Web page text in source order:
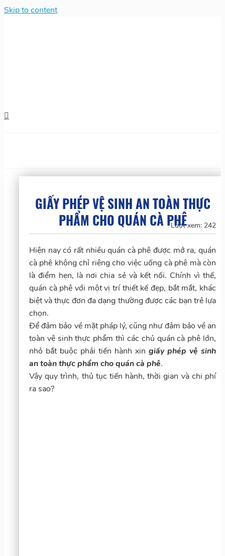
Skip to content
GIẤY PHÉP VỆ SINH AN TOÀN THỰC
PHẨM CHO QUÁN CÀ PHÊLượt xem: 242
Hiện nay có rất nhiều quán cà phê được mở ra, quán
cà phê không chỉ riêng cho việc uống cà phê mà còn
là điểm hẹn, là nơi chia sẻ và kết nối. Chính vì thế,
quán cà phê với một vị trí thiết kế đẹp, bắt mắt, khác
biệt và thực đơn đa dạng thường được các bạn trẻ lựa
chọn.
Để đảm bảo về mặt pháp lý, cũng như đảm bảo về an
toàn vệ sinh thực phẩm thì các chủ quán cà phê lớn,
nhỏ bắt buộc phải tiến hành xin giấy phép vệ sinh
an toàn thực phẩm cho quán cà phê.
Vậy quy trình, thủ tục tiến hành, thời gian và chi phí
ra sao?